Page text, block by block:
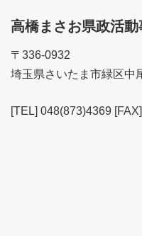
高橋まさお県政活動
〒336-0932
埼玉県さいたま市緑区中
[TEL] 048(873)4369